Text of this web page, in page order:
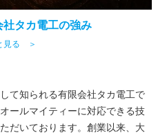
タカ電工の強み
見る ＞
て知られる有限会社タカ電工で
ールマイティーに対応できる技
だいております。創業以来、大